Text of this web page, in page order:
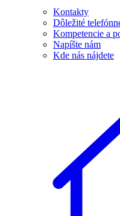
Kontakty
Dôležité
Kompetencie a
Napíšte nám
Kde nás nájdete